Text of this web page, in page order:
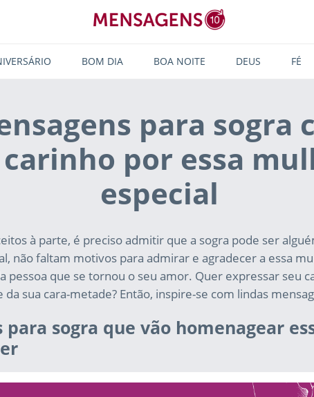
BOM DIA BOA NOITE DEUS FÉ
para sogra
por essa
especial
à parte, é preciso admitir que a sogra pode ser
não faltam motivos para admirar e agradecer a essa
pessoa que se tornou o seu amor. Quer expressar seu
da sua cara-metade? Então, inspire-se com lindas
para sogra que vão homenagear